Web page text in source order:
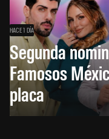
HACE 1 DÍA
Segunda
Famosos
placa